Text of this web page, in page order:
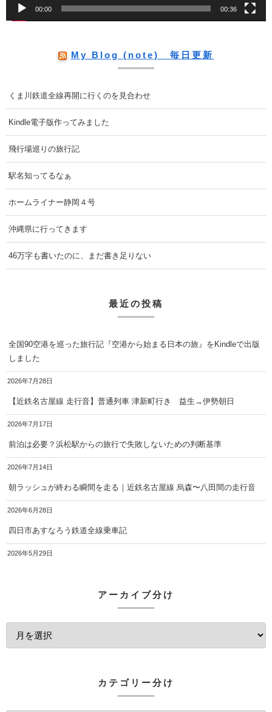
00:00 00:36
My Blog (note) 毎日更新
くま川鉄道全線再開に行くのを見合わせ
Kindle電子版作ってみました
飛行場巡りの旅行記
駅名知ってるなぁ
ホームライナー静岡４号
沖縄県に行ってきます
46万字も書いたのに、まだ書き足りない
最近の投稿
全国90空港を巡った旅行記『空港から始まる日本の旅』をKindleで出版
しました
2026年7月28日
【近鉄名古屋線 走行音】普通列車 津新町行き 益生→伊勢朝日
2026年7月17日
前泊は必要？浜松駅からの旅行で失敗しないための判断基準
2026年7月14日
朝ラッシュが終わる瞬間を走る｜近鉄名古屋線 烏森〜八田間の走行音
2026年6月28日
四日市あすなろう鉄道全線乗車記
2026年5月29日
アーカイブ分け
カテゴリー分け